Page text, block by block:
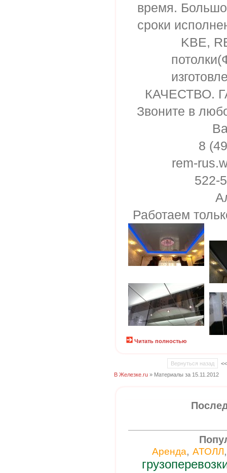
время.
сроки
KBE,
КАЧЕСТВО.
Звоните в
8
rem-
522-
Работаем
Читать полностью
Вернуться назад
В Железке.ru » Материалы за 15.11.2012
Аренда, АТОЛЛ